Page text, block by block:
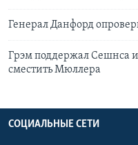
Генерал Данфорд
Грэм поддержал Сешнса
сместить Мюллера
СОЦИАЛЬНЫЕ СЕТИ